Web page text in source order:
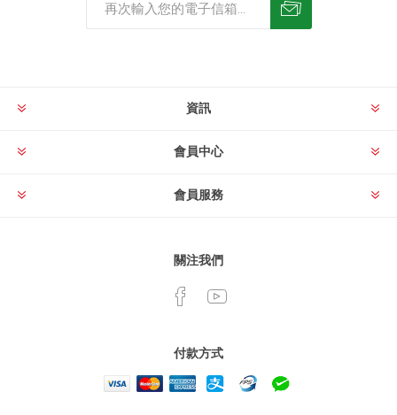
資訊
會員中心
會員服務
關注我們
付款方式